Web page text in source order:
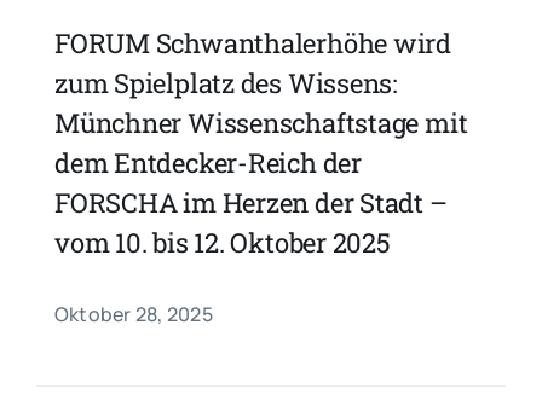
FORUM Schwanthalerhöhe wird
zum Spielplatz des Wissens:
Münchner Wissenschaftstage mit
dem Entdecker-Reich der
FORSCHA im Herzen der Stadt –
vom 10. bis 12. Oktober 2025
Oktober 28, 2025